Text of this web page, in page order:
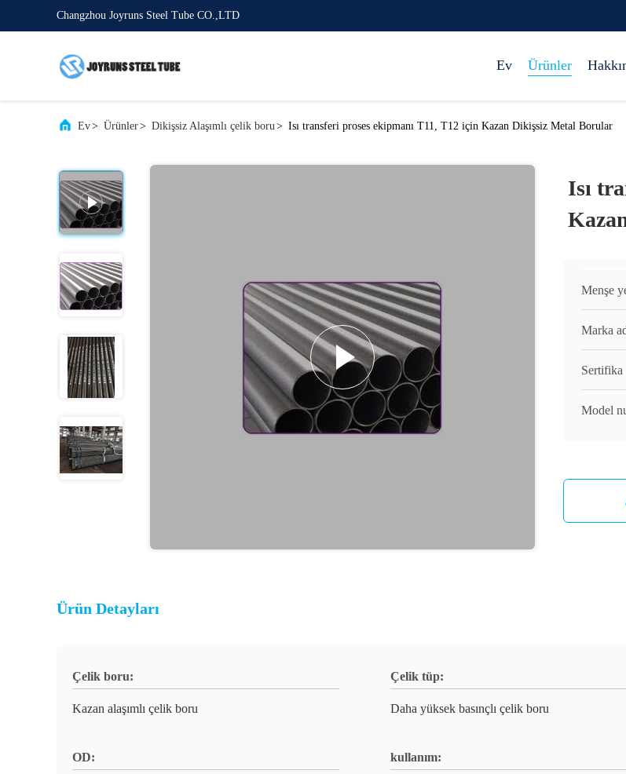
Changzhou Joyruns Steel Tube CO.,LTD
Ev Ürünler
Ev> Ürünler> Dikişsiz Alaşımlı çelik boru> Isı transferi proses ekipmanı T11, T12 için Kazan Dikişsiz Metal Borular
Isı
Menşe
Marka
Sertifika
Model
Ürün Detayları
Çelik boru:
Kazan alaşımlı çelik boru
Çelik tüp:
Daha yüksek basınçlı çelik boru
OD: kullanım: